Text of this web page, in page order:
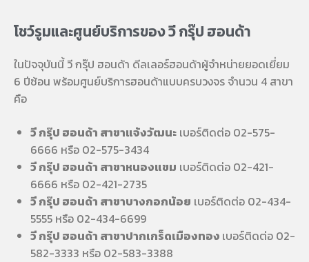
โชว์รูมและศูนย์บริการของ วี กรุ๊ป ฮอนด้า
ในปัจจุบันนี้ วี กรุ๊ป ฮอนด้า ดีลเลอร์ฮอนด้าผู้จำหน่ายยอดเยี่ยม
6 ปีซ้อน พร้อมศูนย์บริการฮอนด้าแบบครบวงจร จำนวน 4 สาขา
คือ
วี กรุ๊ป ฮอนด้า สาขาแจ้งวัฒนะ เบอร์ติดต่อ 02-575-
6666 หรือ 02-575-3434
วี กรุ๊ป ฮอนด้า สาขาหนองแขม เบอร์ติดต่อ 02-421-
6666 หรือ 02-421-2735
วี กรุ๊ป ฮอนด้า สาขาบางกอกน้อย เบอร์ติดต่อ 02-434-
5555 หรือ 02-434-6699
วี กรุ๊ป ฮอนด้า สาขาปากเกร็ดเมืองทอง เบอร์ติดต่อ 02-
582-3333 หรือ 02-583-3388